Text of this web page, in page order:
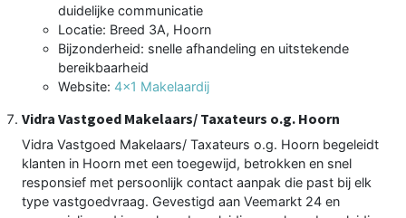
duidelijke communicatie
Locatie: Breed 3A, Hoorn
Bijzonderheid: snelle afhandeling en uitstekende
bereikbaarheid
Website: 4x1 Makelaardij
Vidra Vastgoed Makelaars/ Taxateurs o.g. Hoorn
Vidra Vastgoed Makelaars/ Taxateurs o.g. Hoorn begeleidt
klanten in Hoorn met een toegewijd, betrokken en snel
responsief met persoonlijk contact aanpak die past bij elk
type vastgoedvraag. Gevestigd aan Veemarkt 24 en